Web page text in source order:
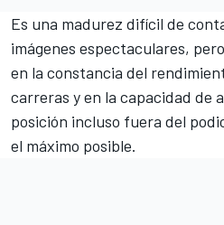
Es una madurez difícil de
imágenes espectaculares,
en la constancia del
carreras y en la capacidad de
posición incluso fuera del
el máximo posible.